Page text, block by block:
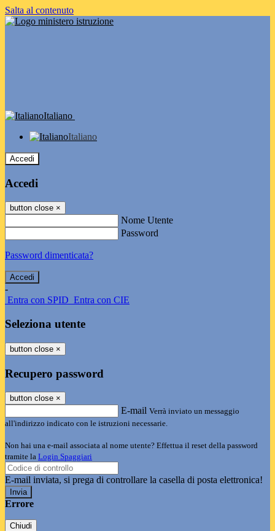
Salta al contenuto
Italiano
Italiano
Accedi
Accedi
button close ×
Nome Utente
Password
Password dimenticata?
-
Entra con SPID Entra con CIE
Seleziona utente
button close ×
Recupero password
button close ×
E-mail Verrà inviato un messaggio
all'indirizzo indicato con le istruzioni necessarie.
Non hai una e-mail associata al nome utente? Effettua il reset della password
tramite la Login Spaggiari
E-mail inviata, si prega di controllare la casella di posta elettronica!
Errore
Chiudi